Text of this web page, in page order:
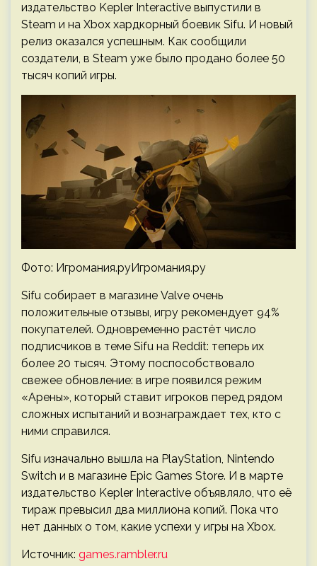
издательство Kepler Interactive выпустили в
Steam и на Xbox хардкорный боевик Sifu. И новый
релиз оказался успешным. Как сообщили
создатели, в Steam уже было продано более 50
тысяч копий игры.
Фото: Игромания.руИгромания.ру
Sifu собирает в магазине Valve очень
положительные отзывы, игру рекомендует 94%
покупателей. Одновременно растёт число
подписчиков в теме Sifu на Reddit: теперь их
более 20 тысяч. Этому поспособствовало
свежее обновление: в игре появился режим
«Арены», который ставит игроков перед рядом
сложных испытаний и вознаграждает тех, кто с
ними справился.
Sifu изначально вышла на PlayStation, Nintendo
Switch и в магазине Epic Games Store. И в марте
издательство Kepler Interactive объявляло, что её
тираж превысил два миллиона копий. Пока что
нет данных о том, какие успехи у игры на Xbox.
Источник: games.rambler.ru